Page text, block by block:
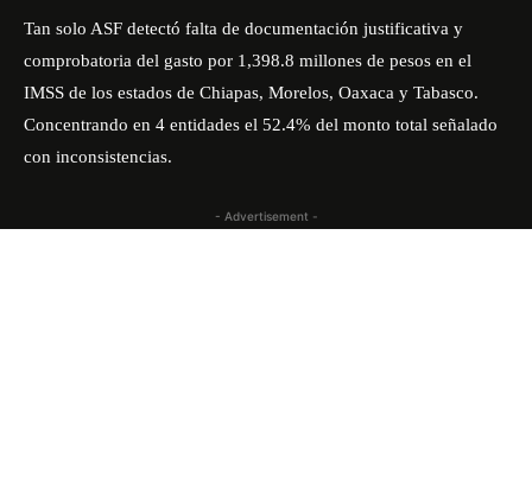
Tan solo ASF detectó falta de documentación justificativa y
comprobatoria del gasto por 1,398.8 millones de pesos en el
IMSS de los estados de Chiapas, Morelos, Oaxaca y Tabasco.
Concentrando en 4 entidades el 52.4% del monto total señalado
con inconsistencias.
- Advertisement -